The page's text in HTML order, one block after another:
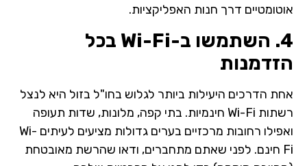
אוטומטיים דרך חנות האפליקציות.
4. השתמשו ב-Wi-Fi בכל
הזדמנות
אחת הדרכים היעילות ביותר לגלוש בחו"ל בזול היא לנצל
רשתות Wi-Fi חינמיות. בתי קפה, מלונות, שדות תעופה
ואפילו רחובות מרכזיים בערים גדולות מציעים לעיתים Wi-
Fi חינם. לפני שאתם מתחברים, ודאו שהרשת מאובטחת